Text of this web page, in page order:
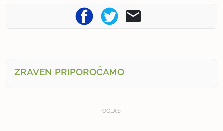
ZRAVEN PRIPOROČAMO
OGLAS